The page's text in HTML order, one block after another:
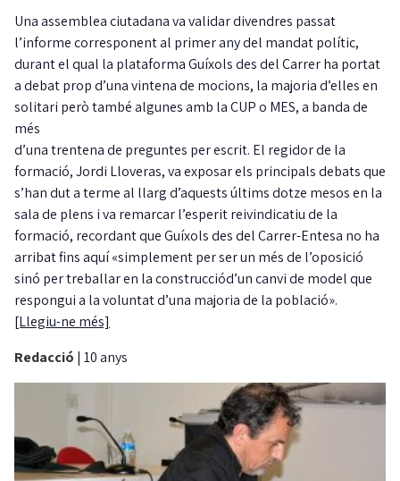
Una assemblea ciutadana va validar divendres passat
l’informe corresponent al primer any del mandat polític,
durant el qual la plataforma Guíxols des del Carrer ha portat
a debat prop d’una vintena de mocions, la majoria d’elles en
solitari però també algunes amb la CUP o MES, a banda de
més
d’una trentena de preguntes per escrit. El regidor de la
formació, Jordi Lloveras, va exposar els principals debats que
s’han dut a terme al llarg d’aquests últims dotze mesos en la
sala de plens i va remarcar l’esperit reivindicatiu de la
formació, recordant que Guíxols des del Carrer-Entesa no ha
arribat fins aquí «simplement per ser un més de l’oposició
sinó per treballar en la construcciód’un canvi de model que
respongui a la voluntat d’una majoria de la població».
[Llegiu-ne més]
Redacció | 10 anys